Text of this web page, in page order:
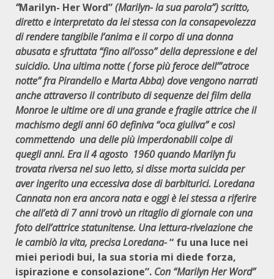
“Marilyn- Her Word”(Marilyn- la sua parola”) scritto,
diretto e interpretato da lei stessa con la consapevolezza
di rendere tangibile l’anima e il corpo di una donna
abusata e sfruttata “fino all’osso” della depressione e del
suicidio. Una ultima notte ( forse più feroce dell’”atroce
notte” fra Pirandello e Marta Abba) dove vengono narrati
anche attraverso il contributo di sequenze dei film della
Monroe le ultime ore di una grande e fragile attrice che il
machismo degli anni 60 definiva “oca giuliva” e così
commettendo una delle più imperdonabili colpe di
quegli anni. Era il 4 agosto 1960 quando Marilyn fu
trovata riversa nel suo letto, si disse morta suicida per
aver ingerito una eccessiva dose di barbiturici. Loredana
Cannata non era ancora nata e oggi è lei stessa a riferire
che all’età di 7 anni trovò un ritaglio di giornale con una
foto dell’attrice statunitense. Una lettura-rivelazione che
le cambiò la vita, precisa Loredana-“ fu una luce nei
miei periodi bui, la sua storia mi diede forza,
ispirazione e consolazione”. Con “Marilyn Her Word”